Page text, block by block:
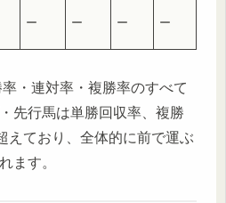
ー ー ー ー
・連対率・複勝率のすべて
先行馬は単勝回収率、複勝
えており、全体的に前で運ぶ
ます。